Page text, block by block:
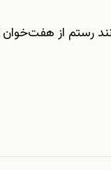
رستم از